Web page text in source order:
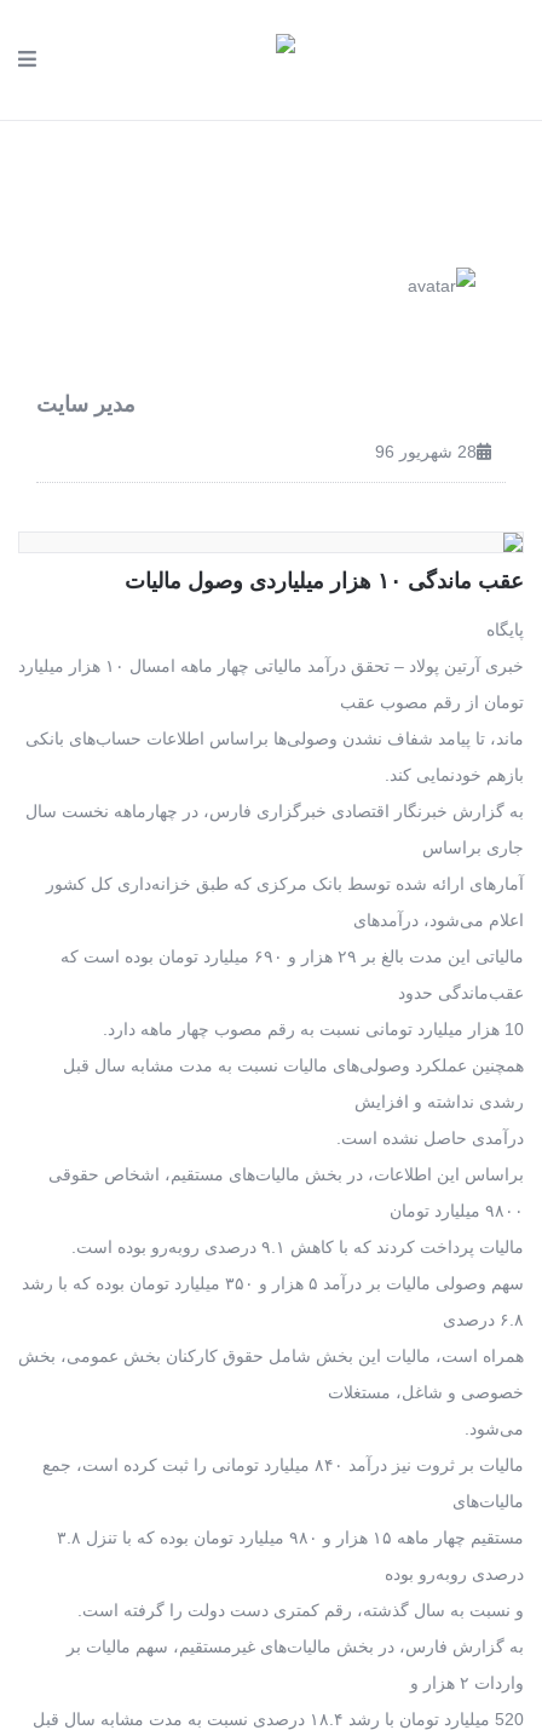
مدیر سایت
28 شهریور 96
عقب ماندگی ۱۰ هزار میلیاردی وصول مالیات
پایگاه
خبری آرتین پولاد – تحقق درآمد مالیاتی چهار ماهه امسال ۱۰ هزار میلیارد
تومان از رقم مصوب عقب
ماند، تا پیامد شفاف نشدن وصولی‌ها براساس اطلاعات حساب‌های بانکی
بازهم خودنمایی کند.
به گزارش خبرنگار اقتصادی خبرگزاری فارس، در چهارماهه نخست سال
جاری براساس
آمارهای ارائه شده توسط بانک مرکزی که طبق خزانه‌داری کل کشور
اعلام می‌شود، درآمدهای
مالیاتی این مدت بالغ بر ۲۹ هزار و ۶۹۰ میلیارد تومان بوده است که
عقب‌ماندگی حدود
10 هزار میلیارد تومانی نسبت به رقم مصوب چهار ماهه دارد.
همچنین عملکرد وصولی‌های مالیات نسبت به مدت مشابه سال قبل
رشدی نداشته و افزایش
درآمدی حاصل نشده است.
براساس این اطلاعات، در بخش مالیات‌های مستقیم، اشخاص حقوقی
۹۸۰۰ میلیارد تومان
مالیات پرداخت کردند که با کاهش ۹.۱ درصدی روبه‌رو بوده است.
سهم وصولی مالیات بر درآمد ۵ هزار و ۳۵۰ میلیارد تومان بوده که با رشد
۶.۸ درصدی
همراه است، مالیات این بخش شامل حقوق کارکنان بخش عمومی، بخش
خصوصی و شاغل، مستغلات
می‌شود.
مالیات بر ثروت نیز درآمد ۸۴۰ میلیارد تومانی را ثبت کرده است، جمع
مالیات‌های
مستقیم چهار ماهه ۱۵ هزار و ۹۸۰ میلیارد تومان بوده که با تنزل ۳.۸
درصدی روبه‌رو بوده
و نسبت به سال گذشته، رقم کمتری دست دولت را گرفته است.
به گزارش فارس، در بخش مالیات‌های غیرمستقیم، سهم مالیات بر
واردات ۲ هزار و
520 میلیارد تومان با رشد ۱۸.۴ درصدی نسبت به مدت مشابه سال قبل